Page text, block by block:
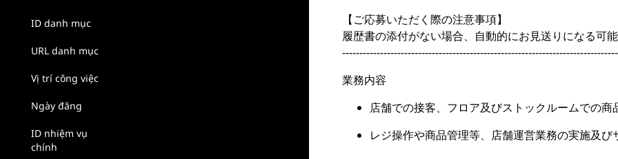
ID danh mục
URL danh mục
Vị trí công việc
Ngày đăng
ID nhiệm vụ
chính
【ご応募いただく際の注意事項】
履歴書の添付がない場合、自動的にお見送りになる可
業務内容
店舗での接客、フロア及びストックルームでの商
レジ操作や商品管理等、店舗運営業務の実施及び